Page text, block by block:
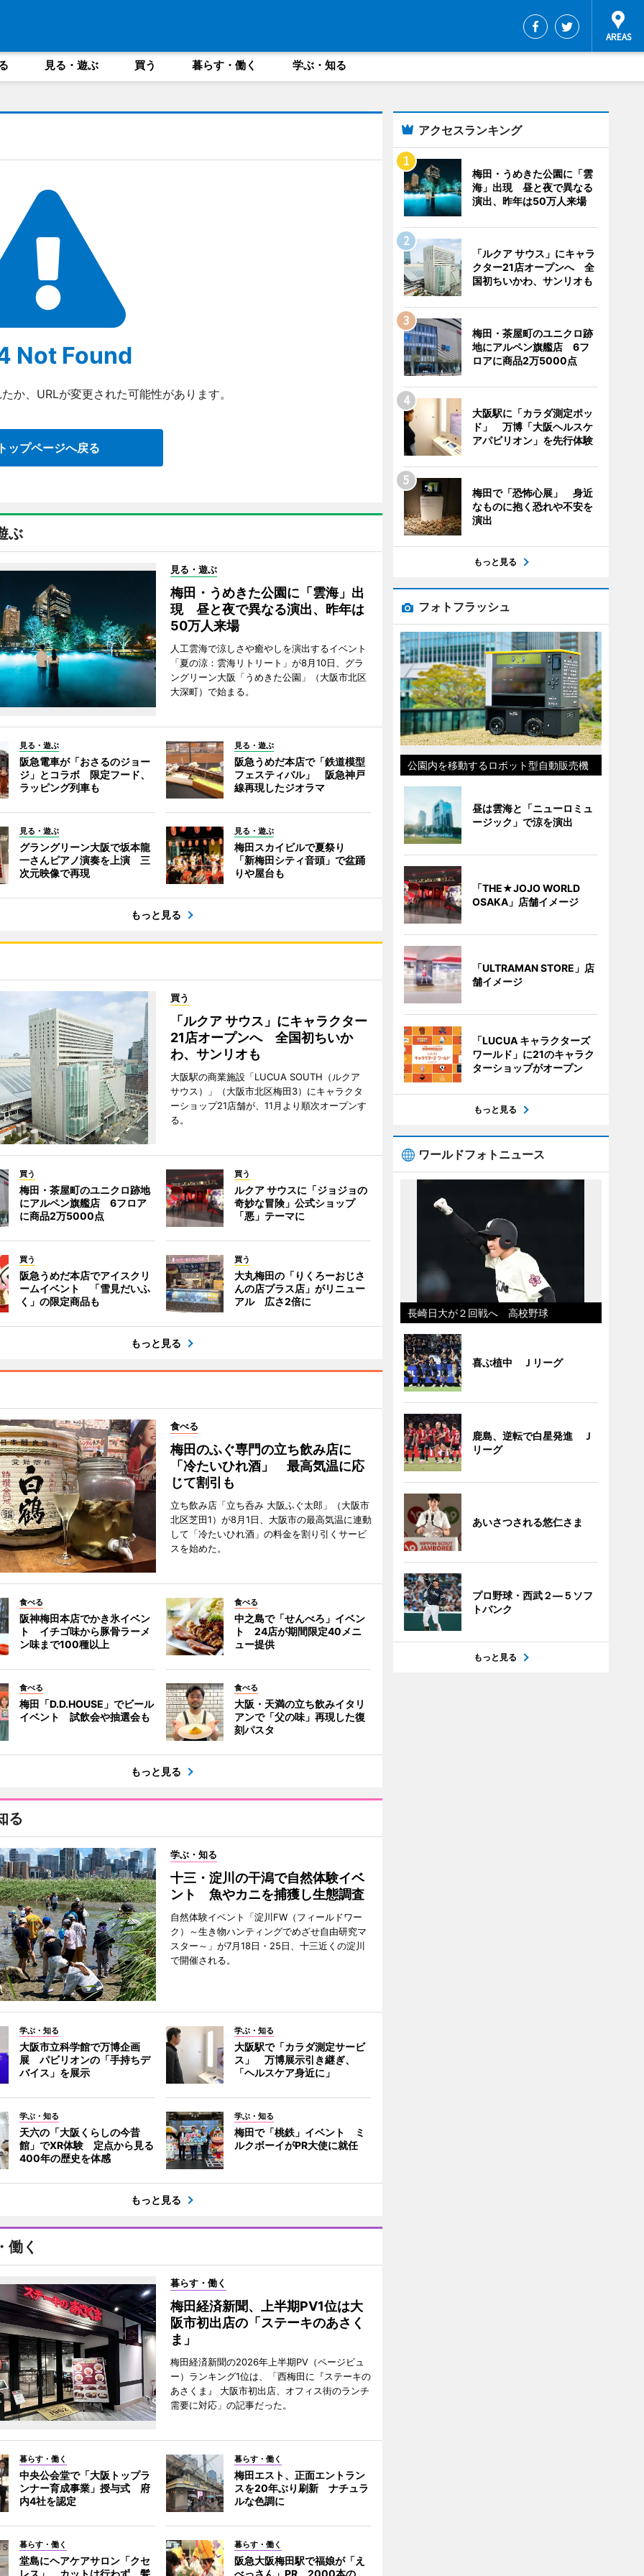
見る・遊ぶ 買う 暮らす・働く 学ぶ・知る
Not Found
か、URLが変更された可能性があります。
ップページへ戻る
ぶ
見る・遊ぶ
梅田・うめきた公園に「雲海」出
現 昼と夜で異なる演出、昨年は
50万人来場
人工雲海で涼しさや癒やしを演出するイベント
「夏の涼：雲海リトリート」が8月10日、グラ
ングリーン大阪「うめきた公園」（大阪市北区
大深町）で始まる。
見る・遊ぶ
阪急電車が「おさるのジョー
ジ」とコラボ 限定フード、
ラッピング列車も
見る・遊ぶ
阪急うめだ本店で「鉄道模型
フェスティバル」 阪急神戸
線再現したジオラマ
見る・遊ぶ
グラングリーン大阪で坂本龍
一さんピアノ演奏を上演 三
次元映像で再現
見る・遊ぶ
梅田スカイビルで夏祭り
「新梅田シティ音頭」で盆踊
りや屋台も
もっと見る
買う
「ルクア サウス」にキャラクター
21店オープンへ 全国初ちいか
わ、サンリオも
大阪駅の商業施設「LUCUA SOUTH（ルクア
サウス）」（大阪市北区梅田3）にキャラクタ
ーショップ21店舗が、11月より順次オープンす
る。
買う
梅田・茶屋町のユニクロ跡地
にアルペン旗艦店 6フロア
に商品2万5000点
買う
ルクア サウスに「ジョジョの
奇妙な冒険」公式ショップ
「悪」テーマに
買う
阪急うめだ本店でアイスクリ
ームイベント 「雪見だいふ
く」の限定商品も
買う
大丸梅田の「りくろーおじさ
んの店プラス店」がリニュー
アル 広さ2倍に
もっと見る
食べる
梅田のふぐ専門の立ち飲み店に
「冷たいひれ酒」 最高気温に応
じて割引も
立ち飲み店「立ち呑み 大阪ふぐ太郎」（大阪市
北区芝田1）が8月1日、大阪市の最高気温に連動
して「冷たいひれ酒」の料金を割り引くサービ
スを始めた。
食べる
阪神梅田本店でかき氷イベン
ト イチゴ味から豚骨ラーメ
ン味まで100種以上
食べる
中之島で「せんべろ」イベン
ト 24店が期間限定40メニ
ュー提供
食べる
梅田「D.D.HOUSE」でビール
イベント 試飲会や抽選会も
食べる
大阪・天満の立ち飲みイタリ
アンで「父の味」再現した復
刻パスタ
もっと見る
る
学ぶ・知る
十三・淀川の干潟で自然体験イベ
ント 魚やカニを捕獲し生態調査
自然体験イベント「淀川FW（フィールドワー
ク）～生き物ハンティングでめざせ自由研究マ
スター～」が7月18日・25日、十三近くの淀川
で開催される。
学ぶ・知る
大阪市立科学館で万博企画
展 パビリオンの「手持ちデ
バイス」を展示
学ぶ・知る
大阪駅で「カラダ測定サービ
ス」 万博展示引き継ぎ、
「ヘルスケア身近に」
学ぶ・知る
天六の「大阪くらしの今昔
館」でXR体験 定点から見る
400年の歴史を体感
学ぶ・知る
梅田で「桃鉄」イベント ミ
ルクボーイがPR大使に就任
もっと見る
働く
暮らす・働く
梅田経済新聞、上半期PV1位は大
阪市初出店の「ステーキのあさく
ま」
梅田経済新聞の2026年上半期PV（ページビュ
ー）ランキング1位は、「西梅田に『ステーキの
あさくま』 大阪市初出店、オフィス街のランチ
需要に対応」の記事だった。
暮らす・働く
中央公会堂で「大阪トップラ
ンナー育成事業」授与式 府
内4社を認定
暮らす・働く
梅田エスト、正面エントラン
スを20年ぶり刷新 ナチュラ
ルな色調に
暮らす・働く
堂島にヘアケアサロン「クセ
レス」 カットは行わず、髪
暮らす・働く
阪急大阪梅田駅で福娘が「え
べっさん」PR 2000本の
アクセスランキング
梅田・うめきた公園に「雲
海」出現 昼と夜で異なる
演出、昨年は50万人来場
「ルクア サウス」にキャラ
クター21店オープンへ 全
国初ちいかわ、サンリオも
梅田・茶屋町のユニクロ跡
地にアルペン旗艦店 6フ
ロアに商品2万5000点
大阪駅に「カラダ測定ポッ
ド」 万博「大阪ヘルスケ
アパビリオン」を先行体験
梅田で「恐怖心展」 身近
なものに抱く恐れや不安を
演出
もっと見る
フォトフラッシュ
公園内を移動するロボット型自動販売機
昼は雲海と「ニューロミュ
ージック」で涼を演出
「THE★JOJO WORLD
OSAKA」店舗イメージ
「ULTRAMAN STORE」店
舗イメージ
「LUCUA キャラクターズ
ワールド」に21のキャラク
ターショップがオープン
もっと見る
ワールドフォトニュース
長崎日大が２回戦へ 高校野球
喜ぶ植中 Ｊリーグ
鹿島、逆転で白星発進 Ｊ
リーグ
あいさつされる悠仁さま
プロ野球・西武２―５ソフ
トバンク
もっと見る